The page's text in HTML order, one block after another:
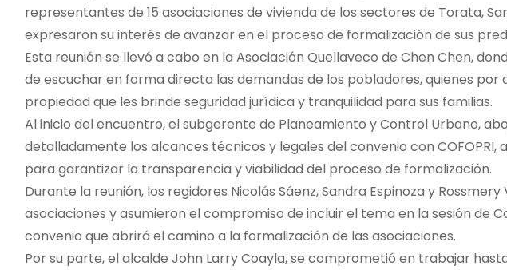
representantes de 15 asociaciones de vivienda de los sectores de Torata,
expresaron su interés de avanzar en el proceso de formalización de sus
Esta reunión se llevó a cabo en la Asociación Quellaveco de Chen Chen,
de escuchar en forma directa las demandas de los pobladores, quienes
propiedad que les brinde seguridad jurídica y tranquilidad para sus familias.
Al inicio del encuentro, el subgerente de Planeamiento y Control Urbano,
detalladamente los alcances técnicos y legales del convenio con COFOPRI,
para garantizar la transparencia y viabilidad del proceso de formalización.
Durante la reunión, los regidores Nicolás Sáenz, Sandra Espinoza y
asociaciones y asumieron el compromiso de incluir el tema en la sesión de
convenio que abrirá el camino a la formalización de las asociaciones.
Por su parte, el alcalde John Larry Coayla, se comprometió en trabajar